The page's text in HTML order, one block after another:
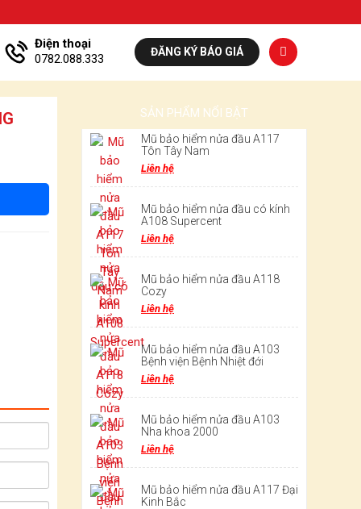
ĐĂNG KÝ BÁO GIÁ
Điện thoại
0782.088.333
SẢN PHẨM NỔI BẬT
Mũ bảo hiểm nửa đầu A117
Tôn Tây Nam
Liên hệ
Mũ bảo hiểm nửa đầu có kính
A108 Supercent
Liên hệ
Mũ bảo hiểm nửa đầu A118
Cozy
Liên hệ
Mũ bảo hiểm nửa đầu A103
Bệnh viện Bệnh Nhiệt đới
Liên hệ
Mũ bảo hiểm nửa đầu A103
Nha khoa 2000
Liên hệ
Mũ bảo hiểm nửa đầu A117 Đại
Kinh Bắc